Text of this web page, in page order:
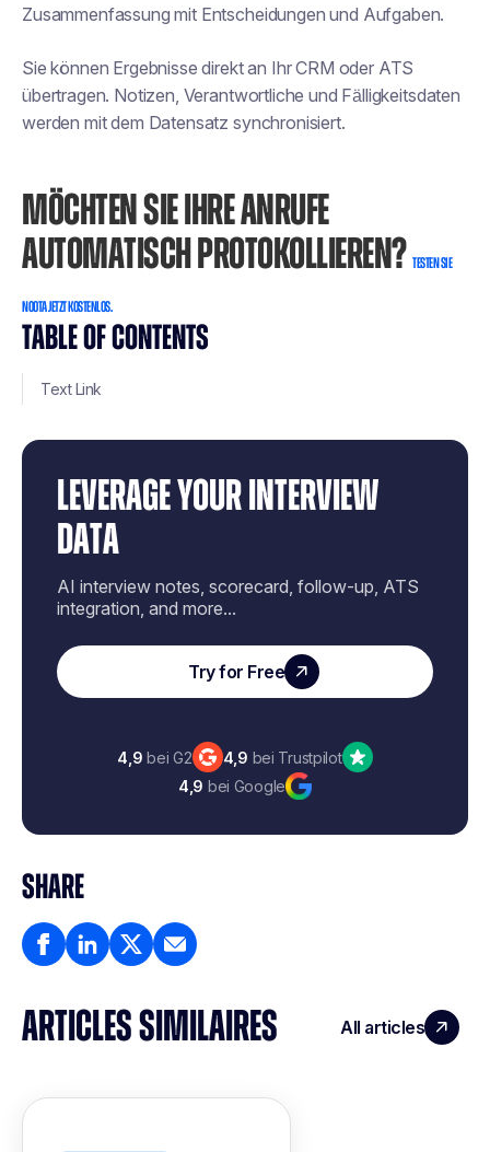
TABLE OF CONTENTS
Text Link
LEVERAGE YOUR INTERVIEW
DATA
AI interview notes, scorecard, follow-up, ATS
integration, and more...
Try for Free
4,9 bei G2 4,9 bei Trustpilot
4,9 bei Google
SHARE
Zusammenfassung mit Entscheidungen und Aufgaben.
Sie können Ergebnisse direkt an Ihr CRM oder ATS
übertragen. Notizen, Verantwortliche und Fälligkeitsdaten
werden mit dem Datensatz synchronisiert.
MÖCHTEN SIE IHRE ANRUFE
AUTOMATISCH PROTOKOLLIEREN? TESTEN SIE
NOOTA JETZT KOSTENLOS.
ARTICLES SIMILAIRES All articles